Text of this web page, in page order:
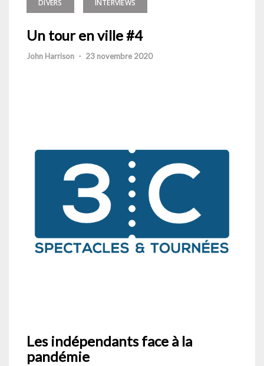
DIVERS INTERVIEWS
Un tour en ville #4
John Harrison - 23 novembre 2020
Les indépendants face à la
pandémie